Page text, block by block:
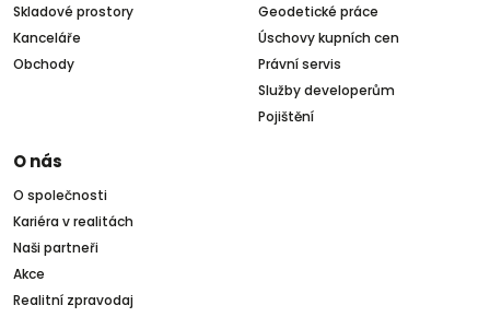
Skladové prostory
Kanceláře
Obchody
Geodetické práce
Úschovy kupních cen
Právní servis
Služby developerům
Pojištění
O nás
O společnosti
Kariéra v realitách
Naši partneři
Akce
Realitní zpravodaj